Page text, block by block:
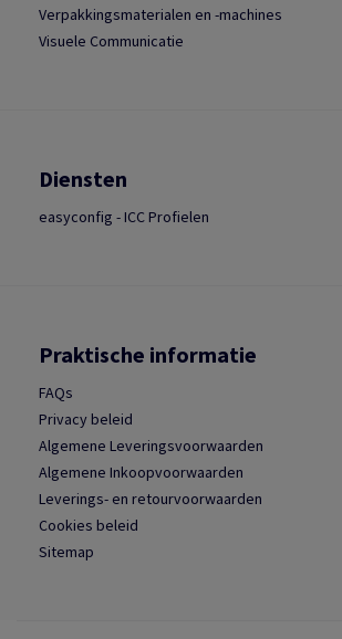
Verpakkingsmaterialen en -machines
Visuele Communicatie
Diensten
easyconfig - ICC Profielen
Praktische informatie
FAQs
Privacy beleid
Algemene Leveringsvoorwaarden
Algemene Inkoopvoorwaarden
Leverings- en retourvoorwaarden
Cookies beleid
Sitemap